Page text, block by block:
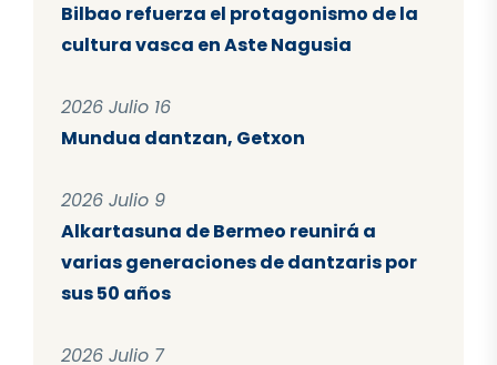
Bilbao refuerza el protagonismo de la
cultura vasca en Aste Nagusia
2026 Julio 16
Mundua dantzan, Getxon
2026 Julio 9
Alkartasuna de Bermeo reunirá a
varias generaciones de dantzaris por
sus 50 años
2026 Julio 7